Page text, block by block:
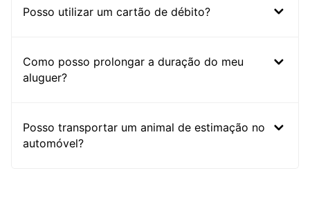
Posso utilizar um cartão de débito?
Como posso prolongar a duração do meu
aluguer?
Posso transportar um animal de estimação no
automóvel?